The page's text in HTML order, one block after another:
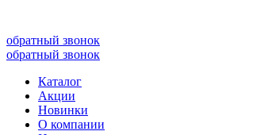
обратный звонок
обратный звонок
Каталог
Акции
Новинки
О компании